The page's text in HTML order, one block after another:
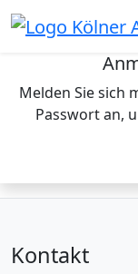
Skip
to
Melden Sie sich
Passwort an,
Kontakt